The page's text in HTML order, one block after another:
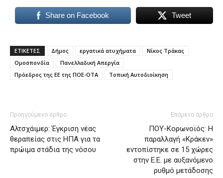
Share on Facebook Tweet
ΕΤΙΚΕΤΕΣ Δήμος εργατικά ατυχήματα
Νίκος Τράκας
Ομοσπονδία
Πανελλαδική Απεργία
Πρόεδρος της ΕΕ της ΠΟΕ-ΟΤΑ
Τοπική Αυτοδιοίκηση
Προηγούμενο άρθρο
Αλτσχάιμερ: Έγκριση νέας
θεραπείας στις ΗΠΑ για τα
πρώιμα στάδια της νόσου
Επόμενο άρθρο
ΠΟΥ-Κορωνοϊός: Η
παραλλαγή «Κράκεν»
εντοπίστηκε σε 15 χώρες
στην Ε.Ε. με αυξανόμενο
ρυθμό μετάδοσης